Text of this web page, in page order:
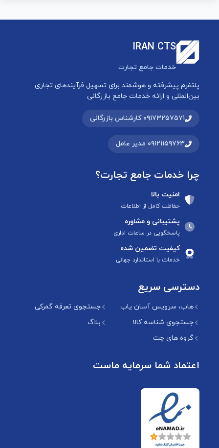
IRAN CTS
خدمات جامع تجارت
پلتفرم پیشرفته و هوشمند برای تسهیل فرآیندهای تجاری
بین‌المللی و ارائه خدمات جامع بازرگانی
۰۹۱۷۳۲۵۷۵۷۱ کارشناس بازرگانی
۰۹۱۲۱۱۵۹۷۶۳ مدیر عامل
چرا خدمات جامع تجارت؟
امنیت بالا
حفاظت کامل از اطلاعات
پشتیبانی و مشاوره
پاسخگویی در ساعات اداری
کیفیت تضمین شده
خدمات با استاندارد جهانی
دسترسی سریع
هاب، سرویس آسان یاب
جستجوی تعرفه گمرکی
جستجوی شناسه کالا
بلاگ
گروه های چت
اعتماد شما سرمایه ماست